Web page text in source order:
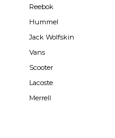
Reebok
Hummel
Jack Wolfskin
Vans
Scooter
Lacoste
Merrell